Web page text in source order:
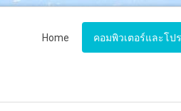
Home คอมพิวเตอร์และโป